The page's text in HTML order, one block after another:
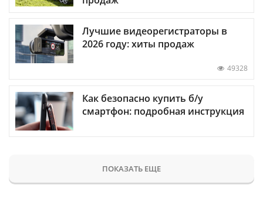
Лучшие видеорегистраторы в
2026 году: хиты продаж
49328
Как безопасно купить б/у
смартфон: подробная инструкция
ПОКАЗАТЬ ЕЩЕ